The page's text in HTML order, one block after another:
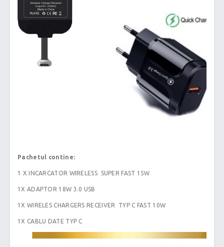
Pachetul contine:
1 X INCARCATOR WIRELESS SUPER FAST 15W
1X ADAPTOR 18W 3.0 USB
1X WIRELES CHARGERS RECEIVER TYP C FAST 10W
1X CABLU DATE TYP C